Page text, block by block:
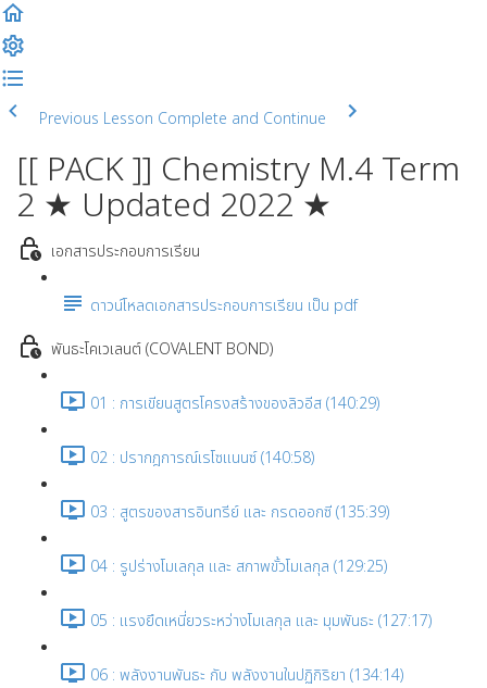
Previous Lesson Complete and Continue
[[ PACK ]] Chemistry M.4 Term
2 ★ Updated 2022 ★
เอกสารประกอบการเรียน
ดาวน์โหลดเอกสารประกอบการเรียน เป็น pdf
พันธะโคเวเลนต์ (COVALENT BOND)
01 : การเขียนสูตรโครงสร้างของลิวอีส (140:29)
02 : ปรากฎการณ์เรโซแนนซ์ (140:58)
03 : สูตรของสารอินทรีย์ และ กรดออกซี (135:39)
04 : รูปร่างโมเลกุล และ สภาพขั้วโมเลกุล (129:25)
05 : แรงยึดเหนี่ยวระหว่างโมเลกุล และ มุมพันธะ (127:17)
06 : พลังงานพันธะ กับ พลังงานในปฏิกิริยา (134:14)